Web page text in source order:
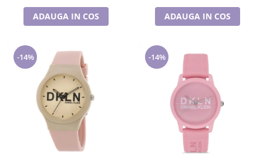
ADAUGA IN COS ADAUGA IN COS
-14% -14%